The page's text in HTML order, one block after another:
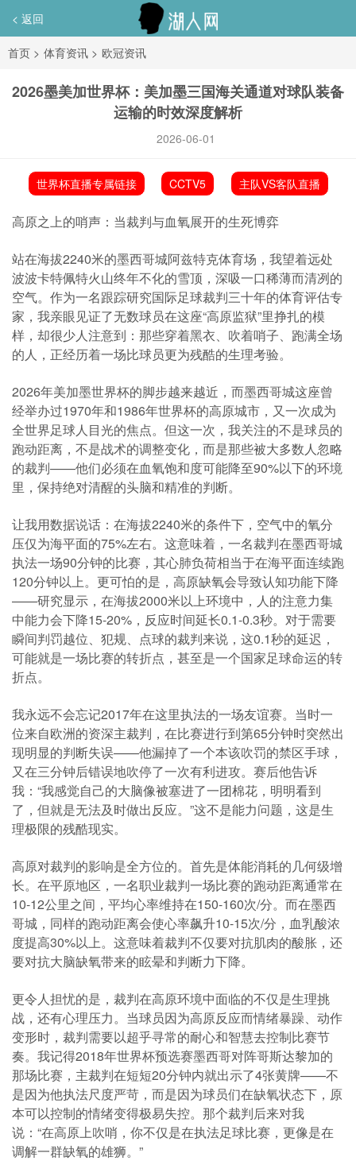
< 返回
首页 > 体育资讯 > 欧冠资讯
2026墨美加世界杯：美加墨三国海关通道对球队装备
运输的时效深度解析
2026-06-01
世界杯直播专属链接 CCTV5 主队VS客队直播
高原之上的哨声：当裁判与血氧展开的生死博弈
站在海拔2240米的墨西哥城阿兹特克体育场，我望着远处
波波卡特佩特火山终年不化的雪顶，深吸一口稀薄而清冽的
空气。作为一名跟踪研究国际足球裁判三十年的体育评估专
家，我亲眼见证了无数球员在这座“高原监狱”里挣扎的模
样，却很少人注意到：那些穿着黑衣、吹着哨子、跑满全场
的人，正经历着一场比球员更为残酷的生理考验。
2026年美加墨世界杯的脚步越来越近，而墨西哥城这座曾
经举办过1970年和1986年世界杯的高原城市，又一次成为
全世界足球人目光的焦点。但这一次，我关注的不是球员的
跑动距离，不是战术的调整变化，而是那些被大多数人忽略
的裁判——他们必须在血氧饱和度可能降至90%以下的环境
里，保持绝对清醒的头脑和精准的判断。
让我用数据说话：在海拔2240米的条件下，空气中的氧分
压仅为海平面的75%左右。这意味着，一名裁判在墨西哥城
执法一场90分钟的比赛，其心肺负荷相当于在海平面连续跑
120分钟以上。更可怕的是，高原缺氧会导致认知功能下降
——研究显示，在海拔2000米以上环境中，人的注意力集
中能力会下降15-20%，反应时间延长0.1-0.3秒。对于需要
瞬间判罚越位、犯规、点球的裁判来说，这0.1秒的延迟，
可能就是一场比赛的转折点，甚至是一个国家足球命运的转
折点。
我永远不会忘记2017年在这里执法的一场友谊赛。当时一
位来自欧洲的资深主裁判，在比赛进行到第65分钟时突然出
现明显的判断失误——他漏掉了一个本该吹罚的禁区手球，
又在三分钟后错误地吹停了一次有利进攻。赛后他告诉
我：“我感觉自己的大脑像被塞进了一团棉花，明明看到
了，但就是无法及时做出反应。”这不是能力问题，这是生
理极限的残酷现实。
高原对裁判的影响是全方位的。首先是体能消耗的几何级增
长。在平原地区，一名职业裁判一场比赛的跑动距离通常在
10-12公里之间，平均心率维持在150-160次/分。而在墨西
哥城，同样的跑动距离会使心率飙升10-15次/分，血乳酸浓
度提高30%以上。这意味着裁判不仅要对抗肌肉的酸胀，还
要对抗大脑缺氧带来的眩晕和判断力下降。
更令人担忧的是，裁判在高原环境中面临的不仅是生理挑
战，还有心理压力。当球员因为高原反应而情绪暴躁、动作
变形时，裁判需要以超乎寻常的耐心和智慧去控制比赛节
奏。我记得2018年世界杯预选赛墨西哥对阵哥斯达黎加的
那场比赛，主裁判在短短20分钟内就出示了4张黄牌——不
是因为他执法尺度严苛，而是因为球员们在缺氧状态下，原
本可以控制的情绪变得极易失控。那个裁判后来对我
说：“在高原上吹哨，你不仅是在执法足球比赛，更像是在
调解一群缺氧的雄狮。”